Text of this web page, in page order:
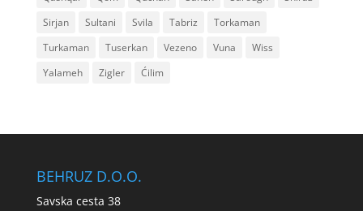
Sirjan
Sultani Svila Tabriz
Torkaman
Turkaman
Tuserkan Vezeno Vuna
Wiss
Yalameh
Zigler Ćilim
BEHRUZ D.O.O.
Savska cesta 38